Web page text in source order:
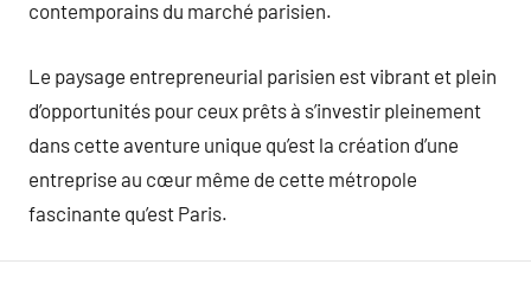
contemporains du marché parisien.
Le paysage entrepreneurial parisien est vibrant et plein
d’opportunités pour ceux prêts à s’investir pleinement
dans cette aventure unique qu’est la création d’une
entreprise au cœur même de cette métropole
fascinante qu’est Paris.